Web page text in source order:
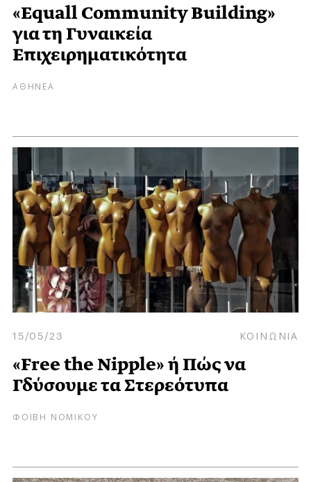
«Equall Community Building»
για τη Γυναικεία
Επιχειρηματικότητα
ΑΘΗΝΕΑ
15/05/23 ΚΟΙΝΩΝΙΑ
«Free the Nipple» ή Πώς να
Γδύσουμε τα Στερεότυπα
ΦΟΙΒΗ ΝΟΜΙΚΟΥ